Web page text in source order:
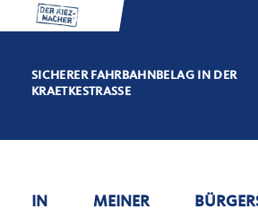
SICHERER FAHRBAHNBELAG IN DER
KRAETKESTRASSE
IN MEINER